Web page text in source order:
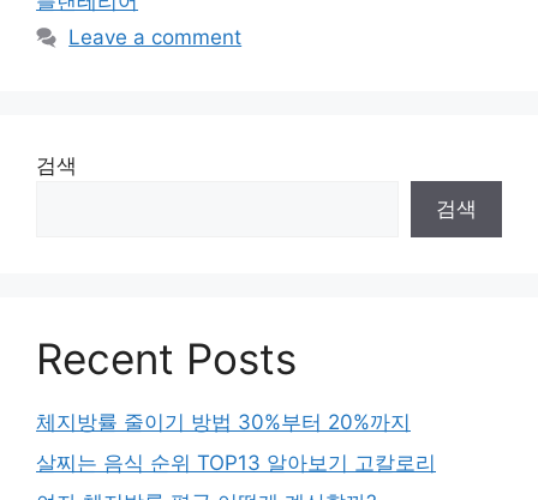
Leave a comment
검색
검색
Recent Posts
체지방률 줄이기 방법 30%부터 20%까지
살찌는 음식 순위 TOP13 알아보기 고칼로리